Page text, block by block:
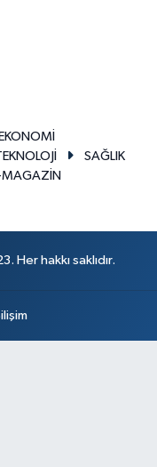
SAĞLIK
MAGAZİN
Her hakkı saklıdır.